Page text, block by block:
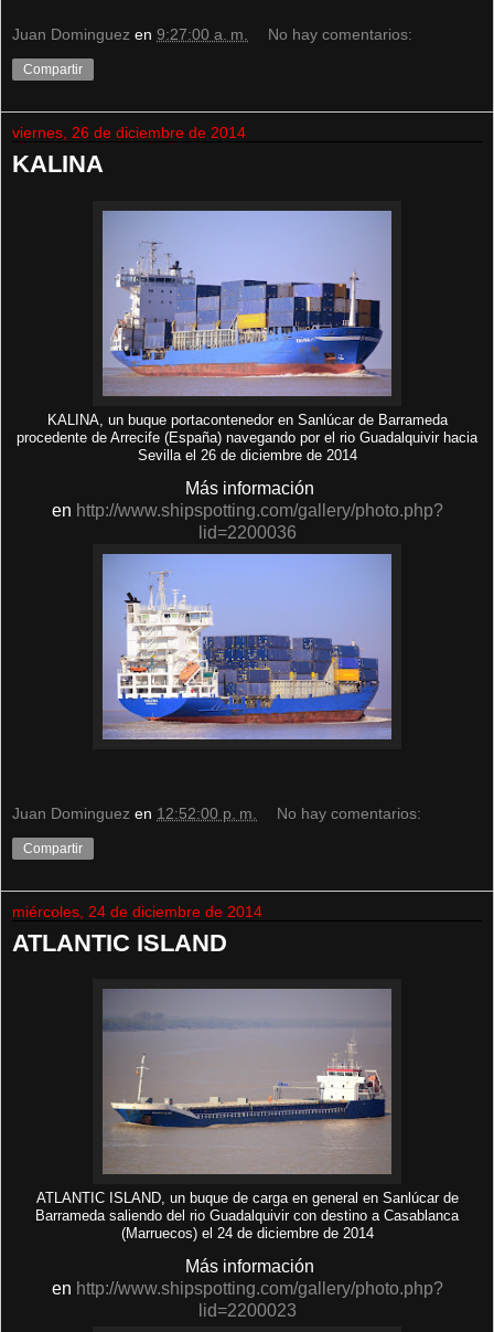
Juan Dominguez en 9:27:00 a. m. No hay comentarios:
Compartir
viernes, 26 de diciembre de 2014
KALINA
KALINA, un buque portacontenedor en Sanlúcar de Barrameda
procedente de Arrecife (España) navegando por el rio Guadalquivir hacia
Sevilla el 26 de diciembre de 2014
Más información
en http://www.shipspotting.com/gallery/photo.php?
lid=2200036
Juan Dominguez en 12:52:00 p. m. No hay comentarios:
Compartir
miércoles, 24 de diciembre de 2014
ATLANTIC ISLAND
ATLANTIC ISLAND, un buque de carga en general en Sanlúcar de
Barrameda saliendo del rio Guadalquivir con destino a Casablanca
(Marruecos) el 24 de diciembre de 2014
Más información
en http://www.shipspotting.com/gallery/photo.php?
lid=2200023